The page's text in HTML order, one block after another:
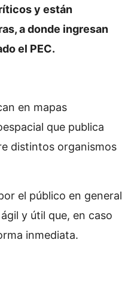
y están
a donde ingresan
el PEC.
en mapas
que publica
distintos organismos
el público en general
y útil que, en caso
inmediata.